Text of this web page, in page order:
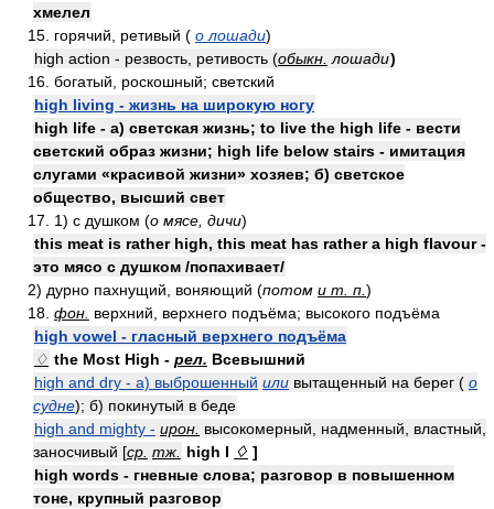
хмелел
15. горячий, ретивый ( о лошади)
high action - резвость, ретивость (обыкн. лошади)
16. богатый, роскошный; светский
high living - жизнь на широкую ногу
high life - а) светская жизнь; to live the high life - вести
светский образ жизни; high life below stairs - имитация
слугами «красивой жизни» хозяев; б) светское
общество, высший свет
17. 1) с душком (о мясе, дичи)
this meat is rather high, this meat has rather a high flavour -
это мясо с душком /попахивает/
2) дурно пахнущий, воняющий (потом и т. п. )
18. фон. верхний, верхнего подъёма; высокого подъёма
high vowel - гласный верхнего подъёма
♢ the Most High - рел. Всевышний
high and dry - а) выброшенный или вытащенный на берег ( о
судне); б) покинутый в беде
high and mighty - ирон. высокомерный, надменный, властный,
заносчивый [ср. тж. high I ♢ ]
high words - гневные слова; разговор в повышенном
тоне, крупный разговор